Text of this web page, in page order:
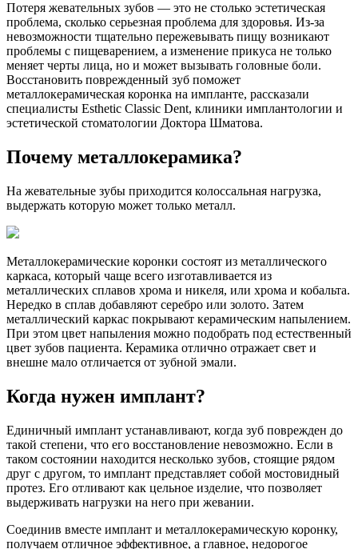
Потеря жевательных зубов — это не столько эстетическая
проблема, сколько серьезная проблема для здоровья. Из-за
невозможности тщательно пережевывать пищу возникают
проблемы с пищеварением, а изменение прикуса не только
меняет черты лица, но и может вызывать головные боли.
Восстановить поврежденный зуб поможет
металлокерамическая коронка на импланте, рассказали
специалисты Esthetic Classic Dent, клиники имплантологии и
эстетической стоматологии Доктора Шматова.
Почему металлокерамика?
На жевательные зубы приходится колоссальная нагрузка,
выдержать которую может только металл.
Металлокерамические коронки состоят из металлического
каркаса, который чаще всего изготавливается из
металлических сплавов хрома и никеля, или хрома и кобальта.
Нередко в сплав добавляют серебро или золото. Затем
металлический каркас покрывают керамическим напылением.
При этом цвет напыления можно подобрать под естественный
цвет зубов пациента. Керамика отлично отражает свет и
внешне мало отличается от зубной эмали.
Когда нужен имплант?
Единичный имплант устанавливают, когда зуб поврежден до
такой степени, что его восстановление невозможно. Если в
таком состоянии находится несколько зубов, стоящие рядом
друг с другом, то имплант представляет собой мостовидный
протез. Его отливают как цельное изделие, что позволяет
выдерживать нагрузки на него при жевании.
Соединив вместе имплант и металлокерамическую коронку,
получаем отличное эффективное, а главное, недорогое